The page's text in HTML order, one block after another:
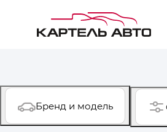
Бренд и модель